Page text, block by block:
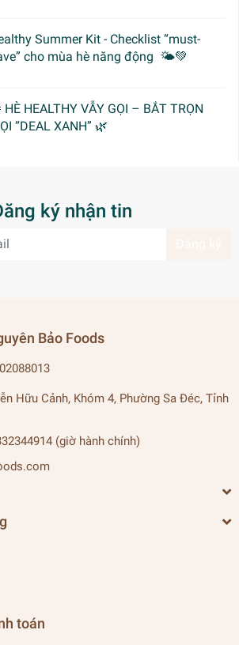
Summer Kit - Checklist “must-
cho mùa hè năng động 🌤️💚
HÈ HEALTHY VẪY GỌI – BẮT TRỌN
“DEAL XANH” 🌿
ký nhận tin
Bảo Foods
Hữu Cảnh, Khóm 4, Phường Sa Đéc, Tỉnh
(giờ hành chính)
toán